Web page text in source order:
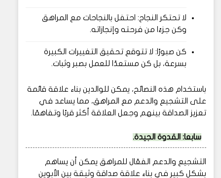
لا تحتكر النجاح: احتفل بالنجاحات مع المراهق
وكن جزءًا من فرحته وإنجازاته.
كن صبورًا: لا تتوقع تحقيق التغييرات الكبيرة
بسرعة، بل كن مستعدًا للعمل بصبر وثبات.
باستخدام هذه النصائح، يمكن للوالدين بناء علاقة قائمة
على التشجيع والدعم مع المراهق، مما يساعد في
تعزيز الصداقة بينهم وجعل العلاقة أكثر قربًا وتفاهمًا.
سابعا: القدوة الجيدة.
التشجيع والدعم الفعّال للمراهق يمكن أن يساهم
بشكل كبير في بناء علاقة صداقة وثيقة بين الأبوين